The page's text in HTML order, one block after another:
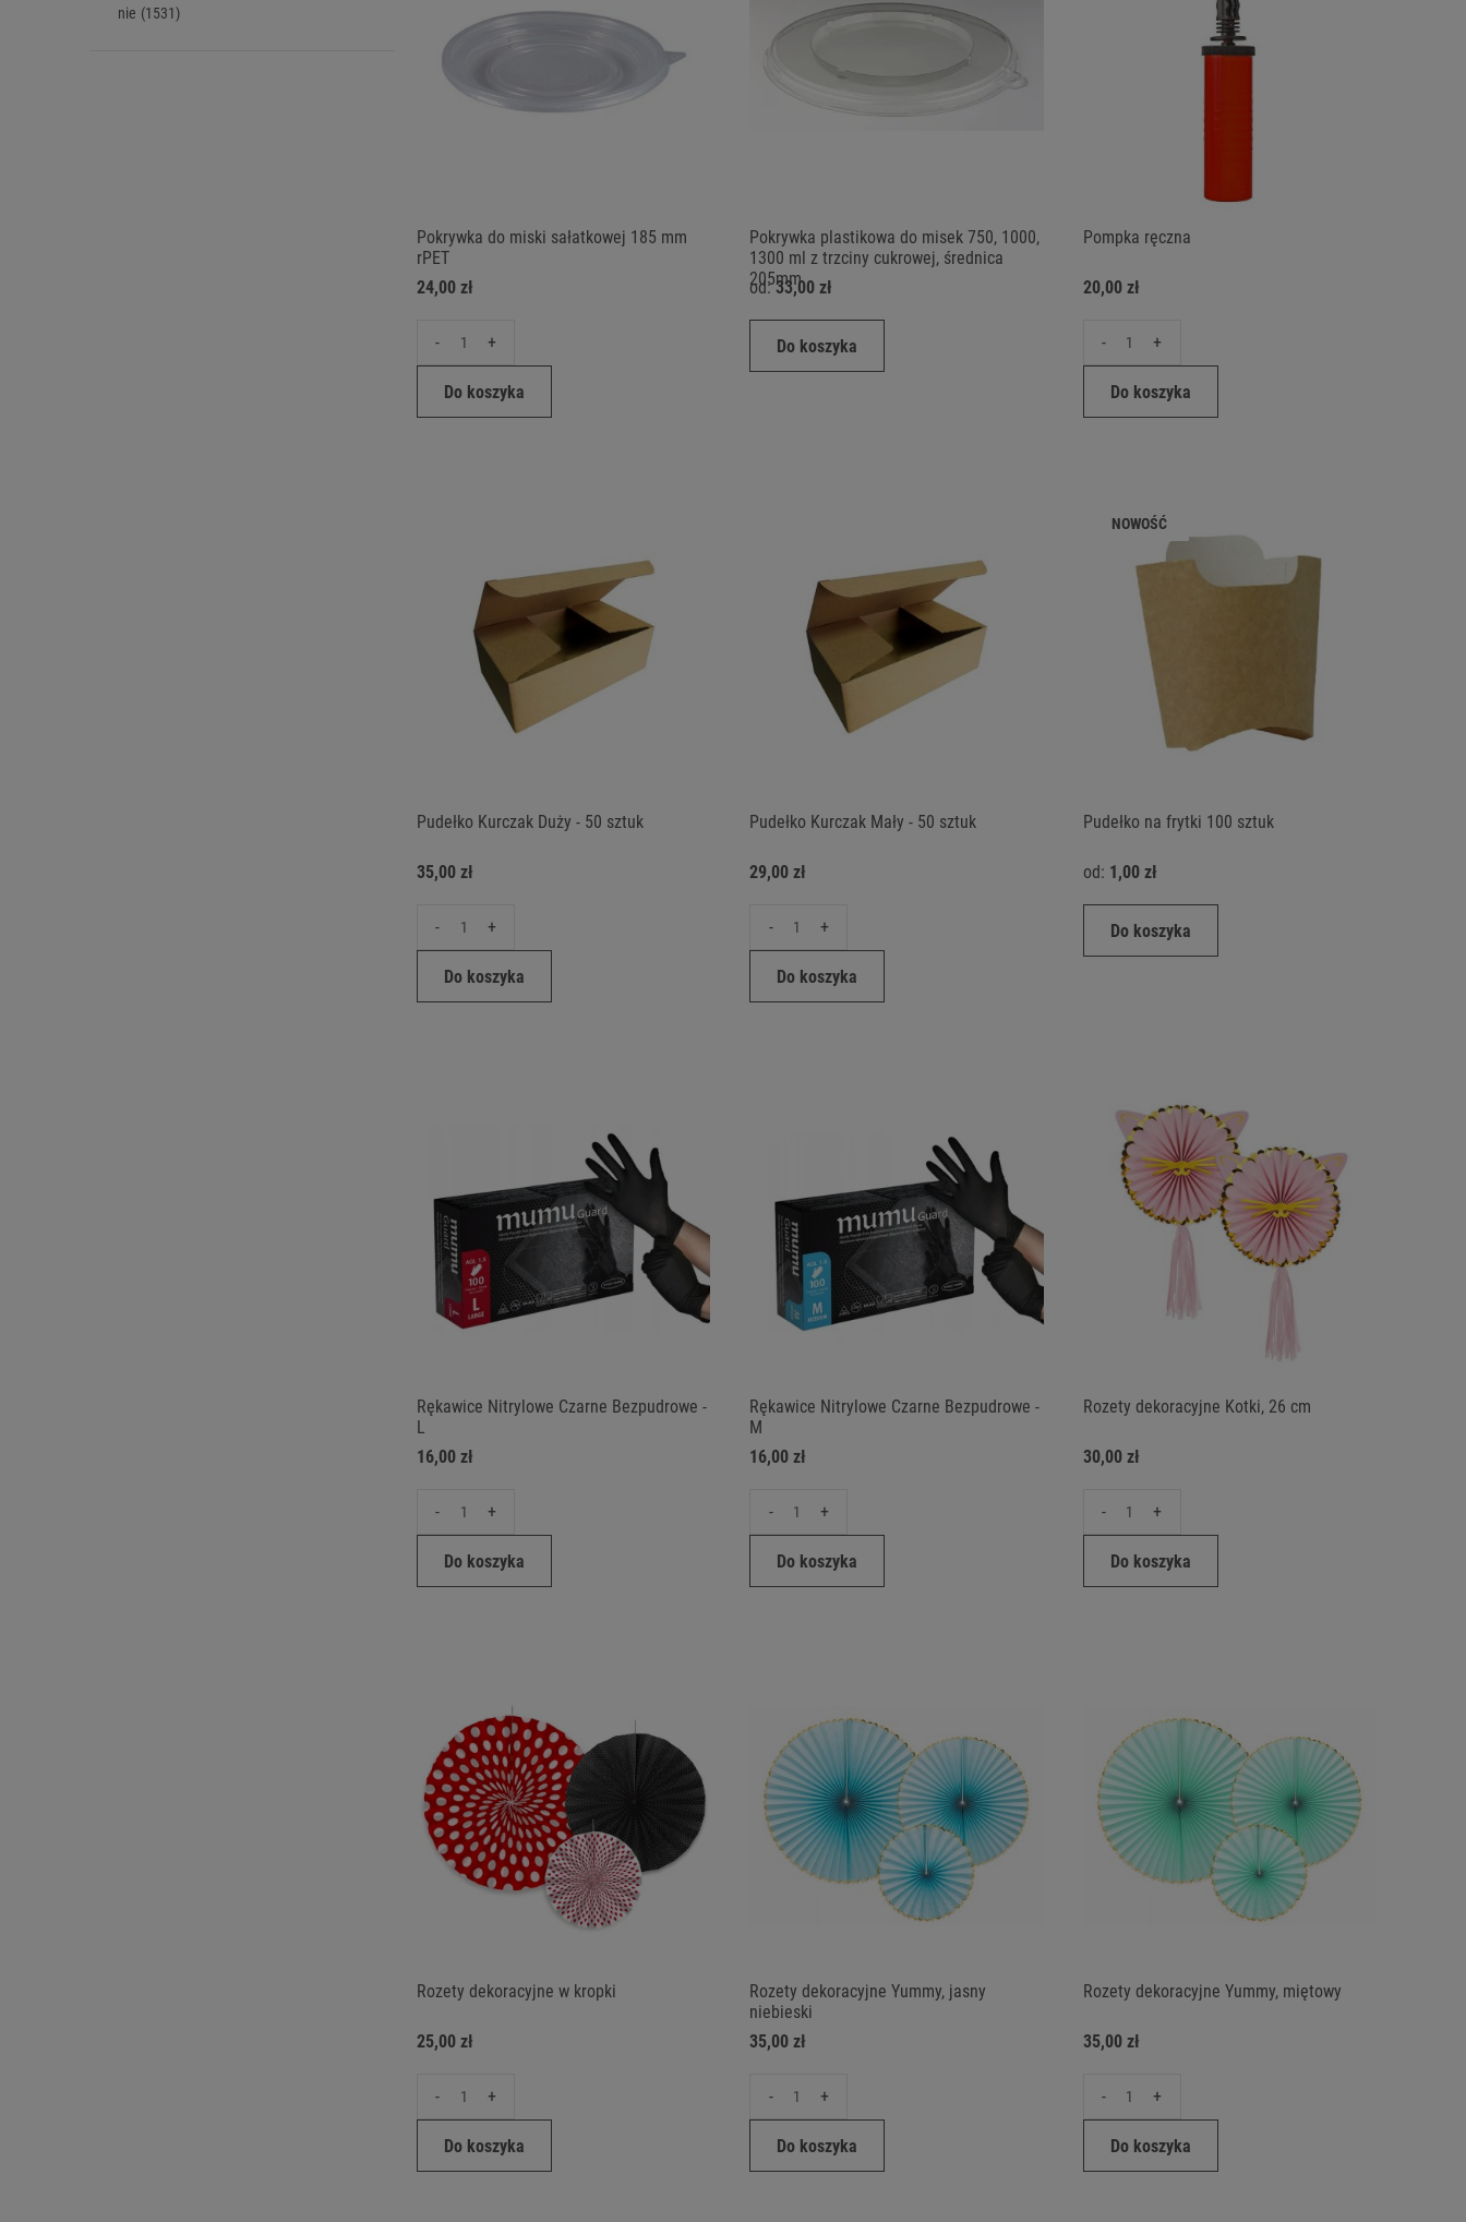
nie (1531)
Pokrywka do miski sałatkowej 185 mm
rPET
24,00 zł
- +
Do koszyka
Pokrywka plastikowa do misek 750, 1000,
1300 ml z trzciny cukrowej, średnica
205mm
od: 33,00 zł
Do koszyka
Pompka ręczna
20,00 zł
- +
Do koszyka
Pudełko Kurczak Duży - 50 sztuk
35,00 zł
- +
Do koszyka
Pudełko Kurczak Mały - 50 sztuk
29,00 zł
- +
Do koszyka
Pudełko na frytki 100 sztuk
od: 1,00 zł
Do koszyka
NOWOŚĆ
Rękawice Nitrylowe Czarne Bezpudrowe -
L
16,00 zł
- +
Do koszyka
Rękawice Nitrylowe Czarne Bezpudrowe -
M
16,00 zł
- +
Do koszyka
Rozety dekoracyjne Kotki, 26 cm
30,00 zł
- +
Do koszyka
Rozety dekoracyjne w kropki
25,00 zł
- +
Do koszyka
Rozety dekoracyjne Yummy, jasny
niebieski
35,00 zł
- +
Do koszyka
Rozety dekoracyjne Yummy, miętowy
35,00 zł
- +
Do koszyka